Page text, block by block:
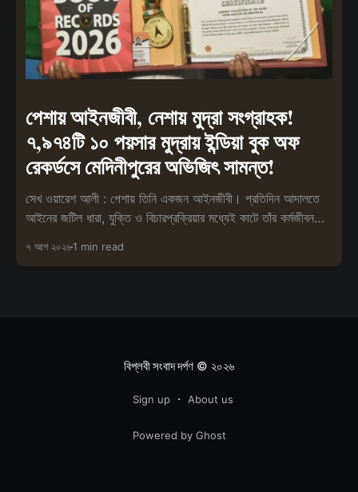
পেশায় আইনজীবী, নেশায় মুদ্রা সংগ্রাহক!
৭,৯৭৪টি ১০ পয়সার মুদ্রায় ইন্ডিয়া বুক অফ
রেকর্ডসে মেদিনীপুরের অভিজিৎ সামন্ত!
সেখ ওয়ারেশ আলী : পেশায় তিনি একজন আইনজীবী। প্রতিদিন আদালতে
আইনের জটিল ধারা, যুক্তি ও বিচারপ্রক্রিয়ার মধ্যেই কাটে তাঁর কর্মজীবন।
৭ আগ ২০২৬1 min read
বিপ্লবী সংবাদ দর্পণ© ২০২৬
Sign up About us
Powered by Ghost